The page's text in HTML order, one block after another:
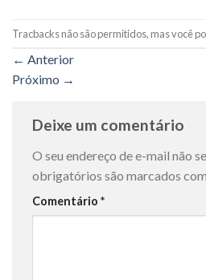
Tracbacks não são permitidos, mas você
← Anterior
Próximo →
Deixe um comentário
O seu endereço de e-mail não
obrigatórios são marcados com
Comentário *